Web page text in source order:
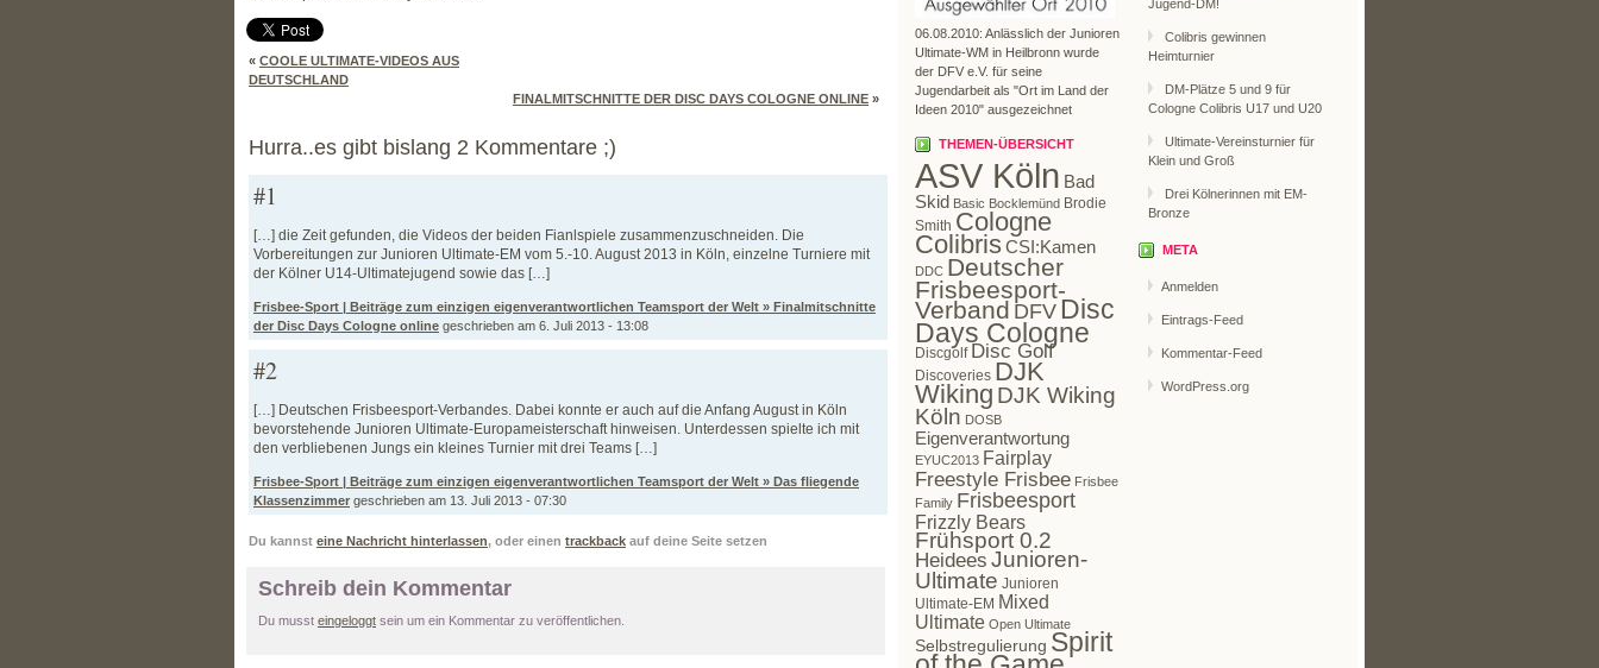
« COOLE ULTIMATE-VIDEOS AUS
DEUTSCHLAND
FINALMITSCHNITTE DER DISC DAYS COLOGNE ONLINE »
Hurra..es gibt bislang 2 Kommentare ;)
#1
[…] die Zeit gefunden, die Videos der beiden Fianlspiele zusammenzuschneiden. Die
Vorbereitungen zur Junioren Ultimate-EM vom 5.-10. August 2013 in Köln, einzelne Turniere mit
der Kölner U14-Ultimatejugend sowie das […]
Frisbee-Sport | Beiträge zum einzigen eigenverantwortlichen Teamsport der Welt » Finalmitschnitte
der Disc Days Cologne online geschrieben am 6. Juli 2013 - 13:08
#2
[…] Deutschen Frisbeesport-Verbandes. Dabei konnte er auch auf die Anfang August in Köln
bevorstehende Junioren Ultimate-Europameisterschaft hinweisen. Unterdessen spielte ich mit
den verbliebenen Jungs ein kleines Turnier mit drei Teams […]
Frisbee-Sport | Beiträge zum einzigen eigenverantwortlichen Teamsport der Welt » Das fliegende
Klassenzimmer geschrieben am 13. Juli 2013 - 07:30
Du kannst eine Nachricht hinterlassen, oder einen trackback auf deine Seite setzen
Schreib dein Kommentar
Du musst eingeloggt sein um ein Kommentar zu veröffentlichen.
06.08.2010: Anlässlich der Junioren
Ultimate-WM in Heilbronn wurde
der DFV e.V. für seine
Jugendarbeit als "Ort im Land der
Ideen 2010" ausgezeichnet
THEMEN-ÜBERSICHT
ASV Köln Bad
Skid Basic Bocklemünd Brodie
Smith Cologne
ColibrisCSI:Kamen
DDC Deutscher
Frisbeesport-
Verband DFV Disc
Days Cologne
Discgolf Disc Golf
Discoveries DJK
Wiking DJK Wiking
Köln DOSB
Eigenverantwortung
EYUC2013 Fairplay
Freestyle Frisbee Frisbee
Family Frisbeesport
Frizzly Bears
Frühsport 0.2
Heidees Junioren-
Ultimate Junioren
Ultimate-EM Mixed
Ultimate Open Ultimate
Selbstregulierung Spirit
Jugend-DM!
Colibris gewinnen
Heimturnier
DM-Plätze 5 und 9 für
Cologne Colibris U17 und U20
Ultimate-Vereinsturnier für
Klein und Groß
Drei Kölnerinnen mit EM-
Bronze
META
Anmelden
Eintrags-Feed
Kommentar-Feed
WordPress.org